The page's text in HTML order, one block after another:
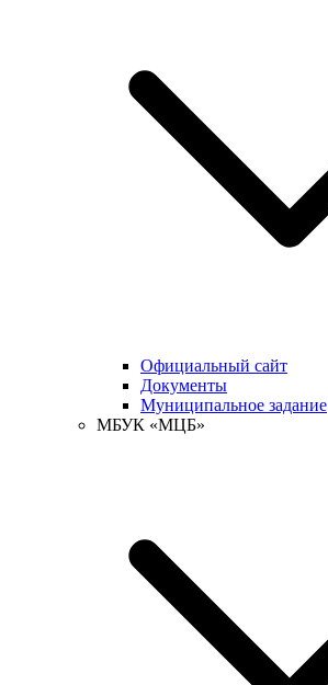
Официальный сайт
Документы
Муниципальное задание
МБУК «МЦБ»